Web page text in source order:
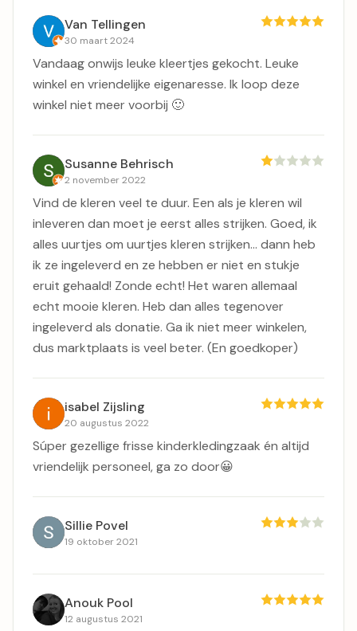
Van Tellingen
30 maart 2024
Vandaag onwijs leuke kleertjes gekocht. Leuke
winkel en vriendelijke eigenaresse. Ik loop deze
winkel niet meer voorbij 🙂
Susanne Behrisch
2 november 2022
Vind de kleren veel te duur. Een als je kleren wil
inleveren dan moet je eerst alles strijken. Goed, ik
alles uurtjes om uurtjes kleren strijken… dann heb
ik ze ingeleverd en ze hebben er niet en stukje
eruit gehaald! Zonde echt! Het waren allemaal
echt mooie kleren. Heb dan alles tegenover
ingeleverd als donatie. Ga ik niet meer winkelen,
dus marktplaats is veel beter. (En goedkoper)
isabel Zijsling
20 augustus 2022
Súper gezellige frisse kinderkledingzaak én altijd
vriendelijk personeel, ga zo door😀
Sillie Povel
19 oktober 2021
Anouk Pool
12 augustus 2021